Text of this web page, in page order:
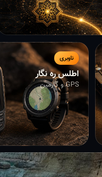
ناوبری
اطلس ره نگار
GPS و گارمین